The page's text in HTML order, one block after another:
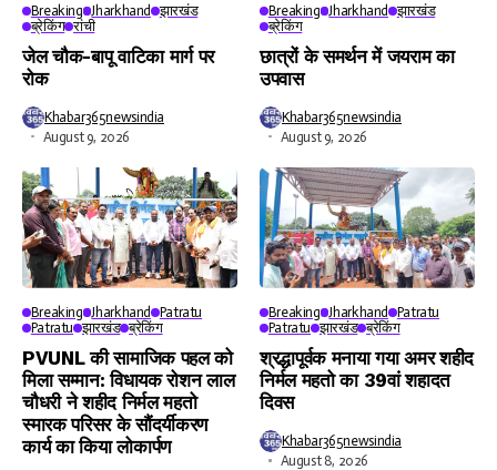
Breaking Jharkhand झारखंड
ब्रेकिंग रांची
जेल चौक-बापू वाटिका मार्ग पर
रोक
Khabar365newsindia
August 9, 2026
Breaking Jharkhand झारखंड
ब्रेकिंग
छात्रों के समर्थन में जयराम का
उपवास
Khabar365newsindia
August 9, 2026
Breaking Jharkhand
Patratu
Patratu झारखंड ब्रेकिंग
PVUNL की सामाजिक पहल को
मिला सम्मान: विधायक रोशन लाल
चौधरी ने शहीद निर्मल महतो
स्मारक परिसर के सौंदर्यीकरण
कार्य का किया लोकार्पण
Breaking Jharkhand
Patratu
Patratu झारखंड ब्रेकिंग
श्रद्धापूर्वक मनाया गया अमर शहीद
निर्मल महतो का 39वां शहादत
दिवस
Khabar365newsindia
August 8, 2026